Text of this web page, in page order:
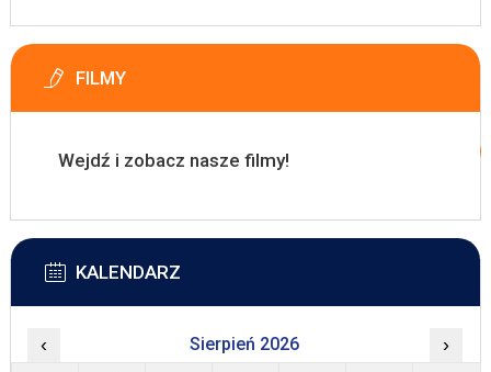
FILMY
Wejdź i zobacz nasze filmy!
KALENDARZ
‹ Sierpień 2026 ›